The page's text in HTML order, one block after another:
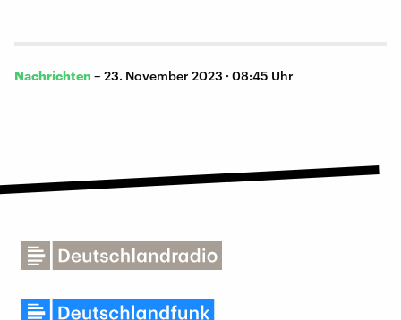
Nachrichten – 23. November 2023 · 08:45 Uhr